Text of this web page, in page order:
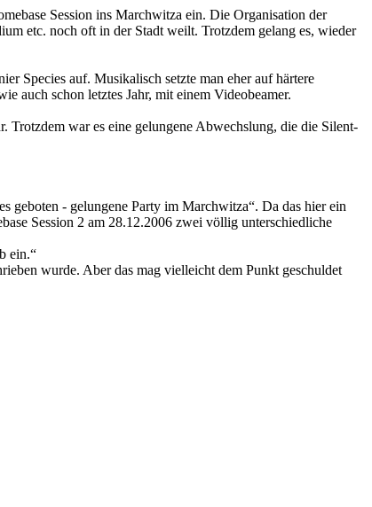
Session ins Marchwitza ein. Die Organisation der
etc. noch oft in der Stadt weilt. Trotzdem gelang es, wieder
Species auf. Musikalisch setzte man eher auf härtere
auch schon letztes Jahr, mit einem Videobeamer.
Trotzdem war es eine gelungene Abwechslung, die die Silent-
geboten - gelungene Party im Marchwitza“. Da das hier ein
Session 2 am 28.12.2006 zwei völlig unterschiedliche
ein.“
wurde. Aber das mag vielleicht dem Punkt geschuldet